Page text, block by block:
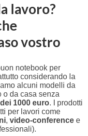
lavoro?
vostro
notebook per
considerando la
alcuni modelli da
o da casa senza
1000 euro. I prodotti
per lavori come
, video-conference e